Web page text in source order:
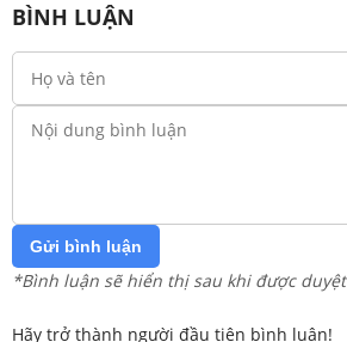
BÌNH LUẬN
Gửi bình luận
*Bình luận sẽ hiển thị sau khi được duyệt
Hãy trở thành người đầu tiên bình luận!